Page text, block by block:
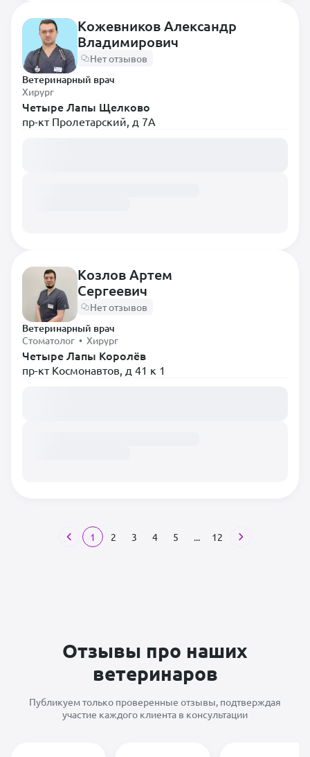
Кожевников Александр
Владимирович
Нет отзывов
Ветеринарный врач
Хирург
Четыре Лапы Щелково
пр-кт Пролетарский, д 7А
Козлов Артем
Сергеевич
Нет отзывов
Ветеринарный врач
Стоматолог • Хирург
Четыре Лапы Королёв
пр-кт Космонавтов, д 41 к 1
1 2 3 4 5 ... 12
Отзывы про наших
ветеринаров
Публикуем только проверенные отзывы, подтверждая
участие каждого клиента в консультации